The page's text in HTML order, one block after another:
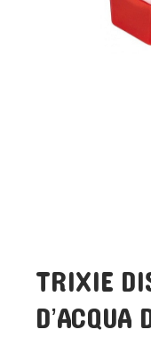
TRIXIE